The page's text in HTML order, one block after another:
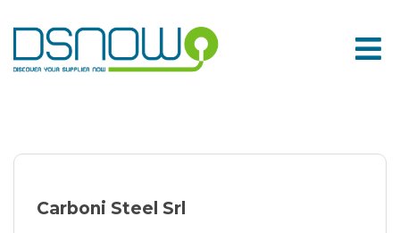
to
content
Carboni Steel Srl